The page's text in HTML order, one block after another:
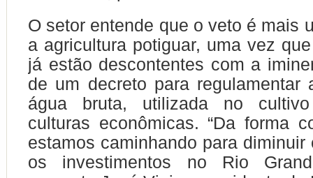
O setor entende que o veto é mais
a agricultura potiguar, uma vez
já estão descontentes com a
de um decreto para regulamentar
água bruta, utilizada no
culturas econômicas. “Da forma
estamos caminhando para
os investimentos no Rio